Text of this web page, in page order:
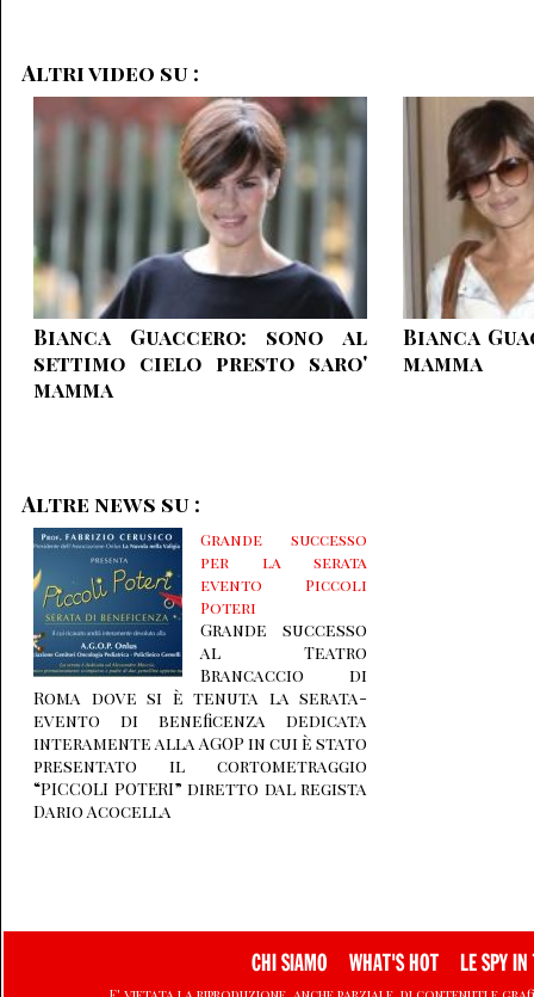
Altri video su :
Bianca Guaccero: sono al
settimo cielo presto saro'
mamma
Bianca
mamma
Altre news su :
Grande successo
per la serata
evento Piccoli
Poteri
Grande successo
al Teatro
Brancaccio di
Roma dove si è tenuta la serata-
evento di beneficenza dedicata
interamente alla AGOP in cui è stato
presentato il cortometraggio
“PICCOLI POTERI” diretto dal regista
Dario Acocella
CHI SIAMO WHAT'S HOT LE SPY IN